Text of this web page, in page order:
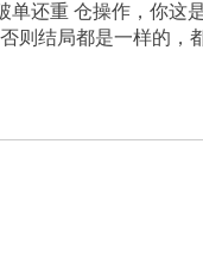
单还重 仓操作，你这
则结局都是一样的，